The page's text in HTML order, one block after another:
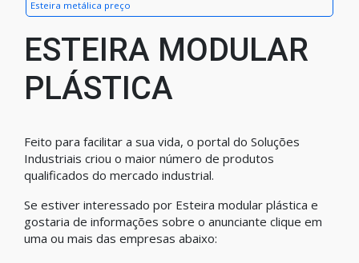
Esteira metálica preço
ESTEIRA MODULAR
PLÁSTICA
Feito para facilitar a sua vida, o portal do Soluções
Industriais criou o maior número de produtos
qualificados do mercado industrial.
Se estiver interessado por Esteira modular plástica e
gostaria de informações sobre o anunciante clique em
uma ou mais das empresas abaixo: